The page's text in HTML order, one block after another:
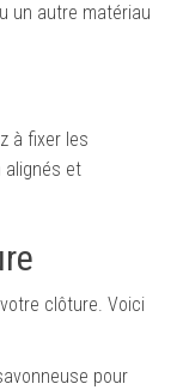
un autre matériau
à fixer les
alignés et
clôture. Voici
pour